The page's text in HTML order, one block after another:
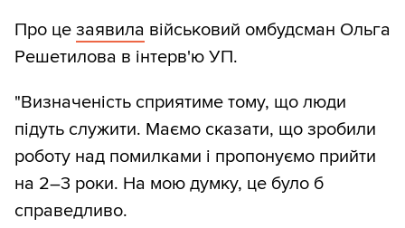
Про це заявила військовий омбудсман Ольга
Решетилова в інтерв'ю УП.
"Визначеність сприятиме тому, що люди
підуть служити. Маємо сказати, що зробили
роботу над помилками і пропонуємо прийти
на 2–3 роки. На мою думку, це було б
справедливо.